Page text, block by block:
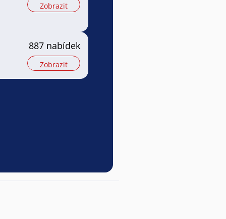
Zobrazit
887 nabídek
Zobrazit